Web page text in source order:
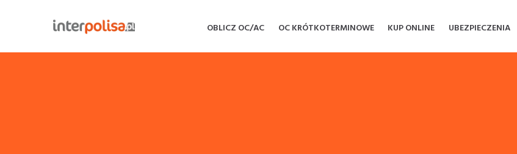
OBLICZ OC/AC OC KRÓTKOTERMINOWE KUP ONLINE UBEZPIECZENIA